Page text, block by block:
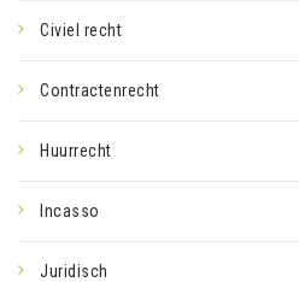
Civiel recht
Contractenrecht
Huurrecht
Incasso
Juridisch